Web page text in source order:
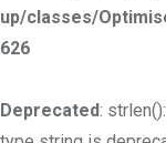
up/classes/
626
Deprecated: